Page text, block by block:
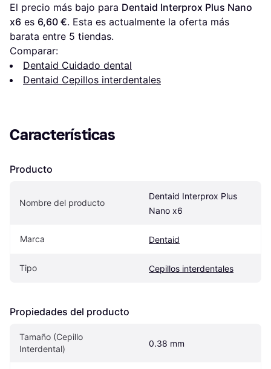
El precio más bajo para Dentaid Interprox Plus Nano
x6 es 6,60 €. Esta es actualmente la oferta más
barata entre 5 tiendas.
Comparar:
Dentaid Cuidado dental
Dentaid Cepillos interdentales
Características
Producto
Nombre del producto
Dentaid Interprox Plus
Nano x6
Marca Dentaid
Tipo Cepillos interdentales
Propiedades del producto
Tamaño (Cepillo
Interdental)
0.38 mm